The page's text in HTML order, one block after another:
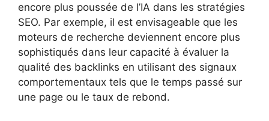
encore plus poussée de l’IA dans les stratégies
SEO. Par exemple, il est envisageable que les
moteurs de recherche deviennent encore plus
sophistiqués dans leur capacité à évaluer la
qualité des backlinks en utilisant des signaux
comportementaux tels que le temps passé sur
une page ou le taux de rebond.